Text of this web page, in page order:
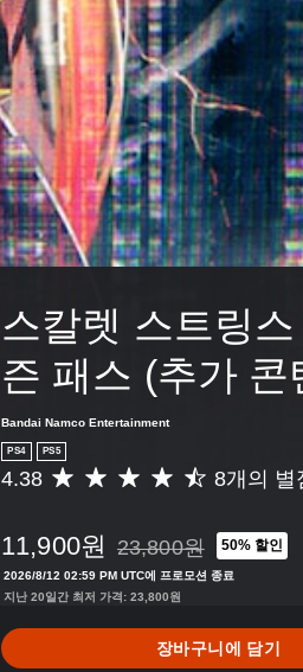
스칼렛 스트링스
즌 패스 (추가 콘
Bandai Namco Entertainment
PS4 PS5
총
점
으
로
터
5
4.38 8개의 별
11,900원 23,800원의 원래 가격에
23,800원 50% 할인
2026/8/12 02:59 PM UTC에 프로모션 종료
지난 20일간 최저 가격: 23,800원
장바구니에 담기